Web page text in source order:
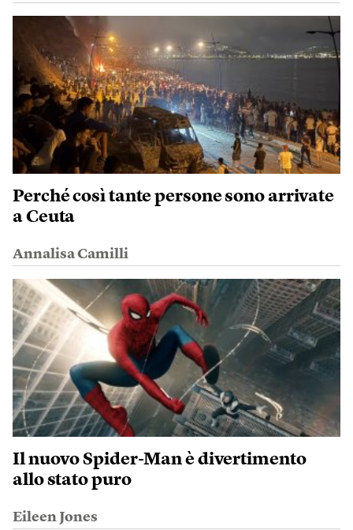
Perché così tante persone sono arrivate
a Ceuta
Annalisa Camilli
Il nuovo Spider-Man è divertimento
allo stato puro
Eileen Jones